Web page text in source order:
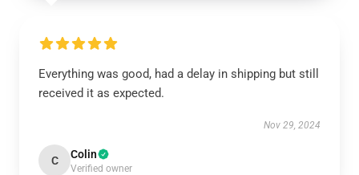
Everything was good, had a delay in shipping but still
received it as expected.
Nov 29, 2024
C Colin
Verified owner